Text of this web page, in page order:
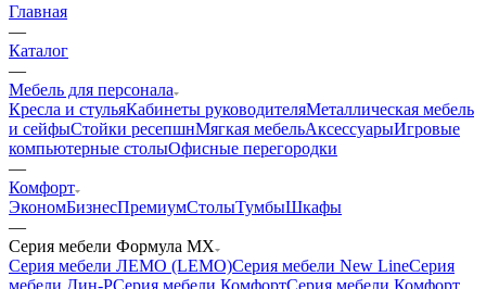
Главная
—
Каталог
—
Мебель для персонала
Кресла и стульяКабинеты руководителяМеталлическая мебель
и сейфыСтойки ресепшнМягкая мебельАксессуарыИгровые
компьютерные столыОфисные перегородки
—
Комфорт
ЭкономБизнесПремиумСтолыТумбыШкафы
—
Серия мебели Формула МХ
Серия мебели ЛЕМО (LEMO)Серия мебели New LineСерия
мебели Дин-РСерия мебели КомфортСерия мебели Комфорт